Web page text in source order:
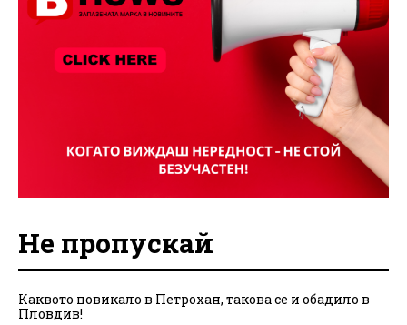
Не пропускай
Каквото повикало в Петрохан, такова се и обадило в
Пловдив!